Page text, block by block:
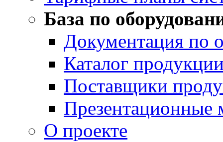
База по
Документация по
Каталог
Поставщики
Презентационные
О проекте